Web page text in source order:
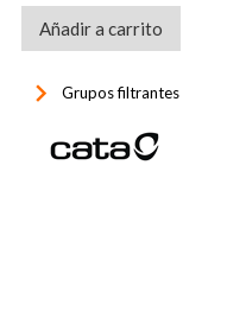
Añadir a carrito
keyboard_arrow_right Grupos filtrantes